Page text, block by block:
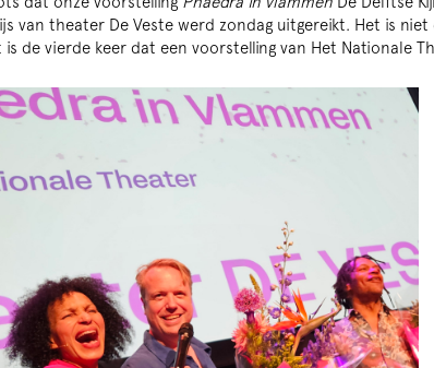
van theater De Veste werd zondag uitgereikt. Het is
de vierde keer dat een voorstelling van Het Nationale